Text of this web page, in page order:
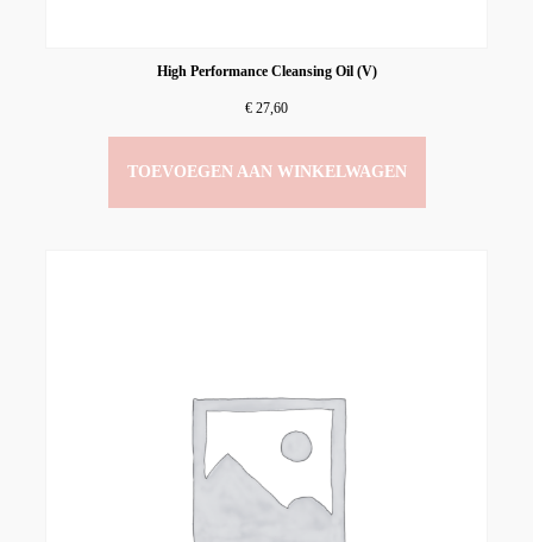
High Performance Cleansing Oil (V)
€ 27,60
TOEVOEGEN AAN WINKELWAGEN